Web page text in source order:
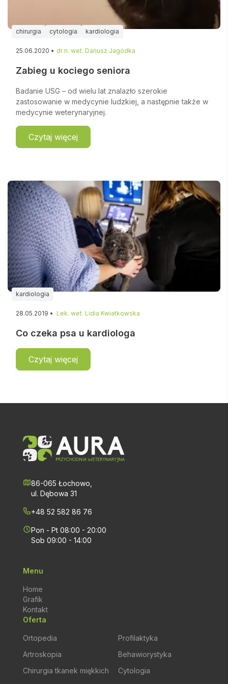
chirurgia cytologia kardiologia
25.06.2020 • dr n. wet. Dariusz Jagódka
Zabieg u kociego seniora
Badanie USG – od wielu lat znalazło szerokie
zastosowanie w medycynie ludzkiej, a następnie także w
medycynie weterynaryjnej.
Czytaj więcej
kardiologia
28.05.2019 • Lek. wet. Lidia Kwiatkowska
Co czeka psa u kardiologa
Czytaj więcej
86-065 Łochowo,
ul. Dębowa 31
+48 52 582 86 76
Pon - Pt 08:00 - 20:00
Sob 09:00 - 14:00
Menu
Home
Grafik
Kontakt
Oferta
Ortopedia
Profilaktyka
Artroskopia
Behawiorystyka
Chirurgia tkanek miękkich
Cytologia